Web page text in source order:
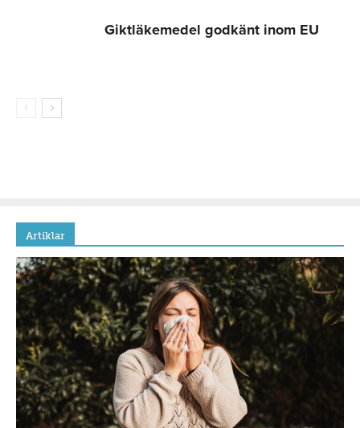
Giktläkemedel godkänt inom EU
Artiklar